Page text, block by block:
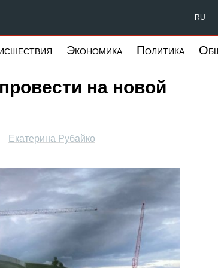
Запад RU
Экономика Политика
на новой
Екатерина Рубайко